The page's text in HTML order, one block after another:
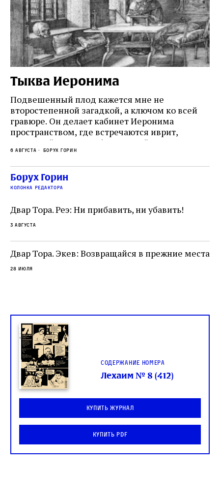
Тыква Иеронима
Подвешенный плод кажется мне не
второстепенной загадкой, а ключом ко всей
гравюре. Он делает кабинет Иеронима
пространством, где встречаются иврит,
греческий и латынь; буквальный смысл и
церковная традиция; филологическая
точность и понятность; переводчик,
убеждённый в необходимости исправления, и
читатель, воспринимающий исправление как
не просто покровитель переводчиков,
окружённый книгами. Перед нами человек,
одно решение которого вызвало возмущение
целой общины и стало частью многовекового
спора о том, кому принадлежит последнее
слово в переводе Библии
6 августа Борух Горин
Борух Горин
колонка редактора
Двар Тора. Реэ: Ни прибавить, ни убавить!
3 августа
Двар Тора. Экев: Возвращайся в прежние места
28 июля
Содержание номера
Лехаим № 8 (412)
Купить журнал
Купить PDF